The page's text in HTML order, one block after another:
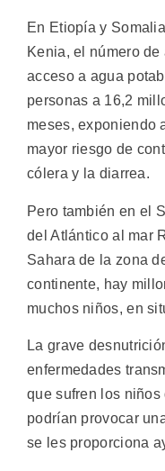
En Etiopía y
Kenia, el número
acceso a agua
personas a 16,2
meses, exponiendo
mayor riesgo de
cólera y la diarrea.
Pero también en el
del Atlántico al mar
Sahara de la zona
continente, hay
muchos niños, en
La grave
enfermedades
que sufren los niños
podrían provocar
se les proporciona